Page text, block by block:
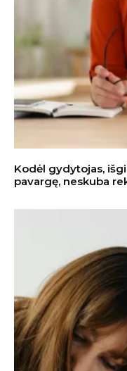
Kodėl gydytojas,
pavargę, neskuba